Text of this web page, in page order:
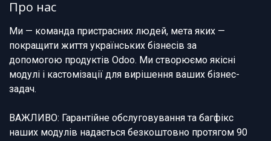
Про нас
Ми — команда пристрасних людей, мета яких —
покращити життя українських бізнесів за
допомогою продуктів Odoo. Ми створюємо якісні
модулі і кастомізації для вирішення ваших бізнес-
задач.
ВАЖЛИВО: Гарантійне обслуговування та багфікс
наших модулів надається безкоштовно протягом 90